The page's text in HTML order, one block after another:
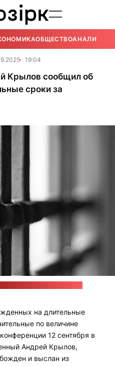
ОБЩЕСТВОАНАЛИТИКА
19:04
Крылов сообщил об
сроки за
на длительные
по величине
12 сентября в
Андрей Крылов,
и выслан из